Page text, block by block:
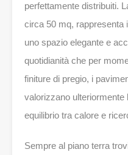
perfettamente distribuiti.
circa 50 mq, rappresenta
uno spazio elegante e
quotidianità che per
finiture di pregio, i
valorizzano ulteriormente
equilibrio tra calore e
Sempre al piano terra